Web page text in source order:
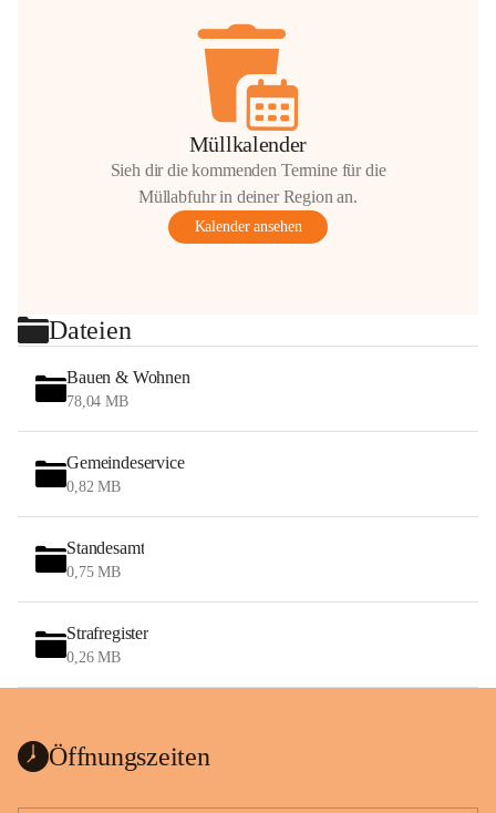
Müllkalender
Sieh dir die kommenden Termine für die
Müllabfuhr in deiner Region an.
Kalender ansehen
Dateien
Bauen & Wohnen
78,04 MB
Gemeindeservice
0,82 MB
Standesamt
0,75 MB
Strafregister
0,26 MB
Öffnungszeiten